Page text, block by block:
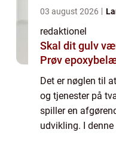
03 august 2026
redaktionel
Skal dit gulv
Prøv
Det er nøglen til
og tjenester på
spiller en
udvikling. I